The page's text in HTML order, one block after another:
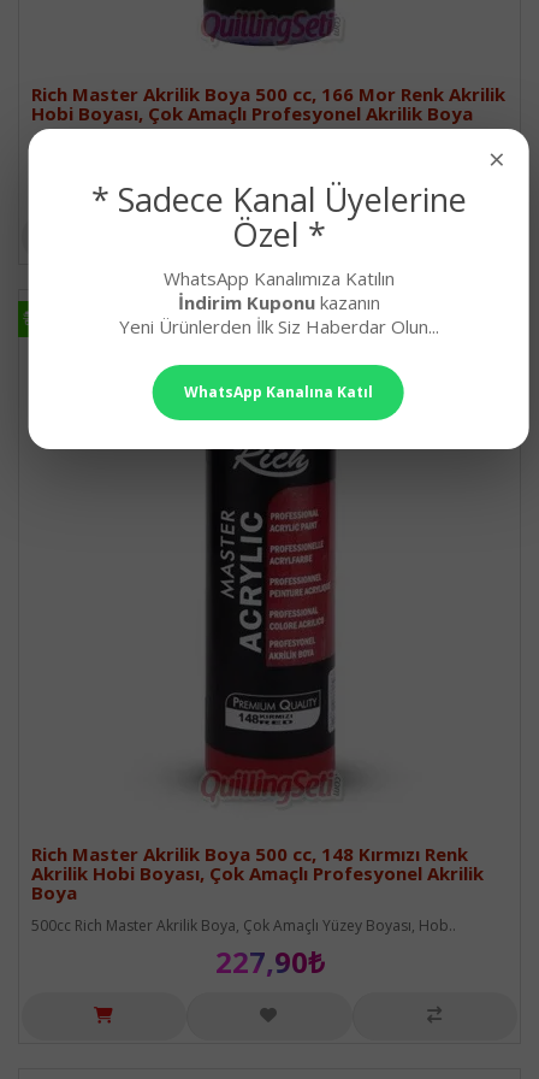
Rich Master Akrilik Boya 500 cc, 166 Mor Renk Akrilik
Hobi Boyası, Çok Amaçlı Profesyonel Akrilik Boya
500cc Rich Master Akrilik Boya, Çok Amaçlı Yüzey Boyası, Hob..
227,90₺
Rich Master Akrilik Boya 500 cc, 148 Kırmızı Renk
Akrilik Hobi Boyası, Çok Amaçlı Profesyonel Akrilik
Boya
500cc Rich Master Akrilik Boya, Çok Amaçlı Yüzey Boyası, Hob..
227,90₺
×
* Sadece Kanal Üyelerine
Özel *
WhatsApp Kanalımıza Katılın
İndirim Kuponukazanın
Yeni Ürünlerden İlk Siz Haberdar Olun...
WhatsApp Kanalına Katıl